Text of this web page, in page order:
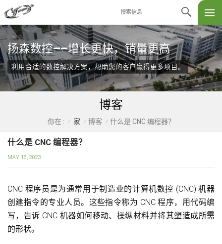
扬森数控——增长更快，销量更高
利用合适的数控解决方案，帮助您的客户赢得更多项目。
博客
你在 : / 家 / 博客 / 什么是 CNC 编程器？
什么是 CNC 编程器？
MAY 16, 2023
CNC 程序员是为通常用于制造业的计算机数控 (CNC) 机器
创建指令的专业人员。这些指令称为 CNC 程序，用代码编
写，告诉 CNC 机器如何移动、操纵材料并将其塑造成所需
的形状。